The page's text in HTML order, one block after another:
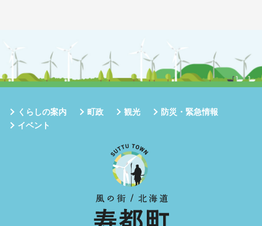
くらしの案内 町政 観光
防災・緊急情報
イベント